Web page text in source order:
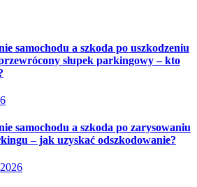
samochodu a szkoda po uszkodzeniu
słupek parkingowy – kto
samochodu a szkoda po zarysowaniu
– jak uzyskać odszkodowanie?